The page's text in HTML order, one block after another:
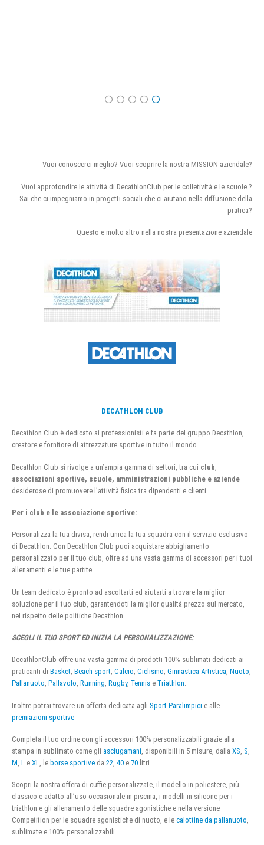
Vuoi conoscerci meglio? Vuoi scoprire la nostra MISSION aziendale?
Vuoi approfondire le attività di DecathlonClub per le colletività e le scuole ?
Sai che ci impegniamo in progetti sociali che ci aiutano nella diffusione della
pratica?
Questo e molto altro nella nostra presentazione aziendale
DECATHLON CLUB
Decathlon Club è dedicato ai professionisti e fa parte del gruppo Decathlon,
creatore e fornitore di attrezzature sportive in tutto il mondo.
Decathlon Club si rivolge a un’ampia gamma di settori, tra cui club
associazioni sportive, scuole, amministrazioni pubbliche e aziende
desiderose di promuovere l’attività fisica tra dipendenti e clienti.
Per i club e le associazione sportive:
Personalizza la tua divisa, rendi unica la tua squadra con il servizio esclusivo
di Decathlon. Con Decathlon Club puoi acquistare abbigliamento
personalizzato per il tuo club, oltre ad una vasta gamma di accessori per i tuoi
allenamenti e le tue partite.
Un team dedicato è pronto ad ascoltarti ed aiutarti a trovare la miglior
soluzione per il tuo club, garantendoti la miglior qualità prezzo sul mercato,
nel rispetto delle politiche Decathlon.
SCEGLI IL TUO SPORT ED INIZIA LA PERSONALIZZAZIONE:
DecathlonClub offre una vasta gamma di prodotti 100% sublimati dedicati ai
praticanti di Basket, Beach sport, Calcio, Ciclismo, Ginnastica Artistica, Nuoto,
Pallanuoto, Pallavolo, Running, Rugby, Tennis e Triathlon.
Inoltre potrai trovare un offerta dedicata agli Sport Paralimpici e alle
premiazioni sportive
Completa il tuo ordine con gli accessori 100% personalizzabili grazie alla
stampa in sublimato come gli asciugamani , disponibili in 5 misure, dalla XS S
M L e XL , le borse sportive da 22 40 e 70 litri.
Scopri la nostra offera di cuffie personalizzate, il modello in poliestere, più
classico e adatto all’uso occasionale in piscina, i modelli in silicone per i
triathlon e gli allenamento delle squadre agonistiche e nella versione
Competition per le squadre agonistiche di nuoto, e le calottine da pallanuoto,
sublimate e 100% personalizzabili